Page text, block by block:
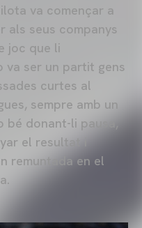
va començar a
als seus companys
joc que li
va ser un partit gens
curtes al
sempre amb un
donant-li pausa,
el resultat i
remuntada en el